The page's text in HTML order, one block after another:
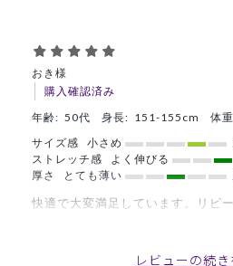
おき様
購入確認済み
年齢: 50代 身長: 151-155cm 体
サイズ感
小さめ
ストレッチ感
よく伸びる
厚さ
とても薄い
快適で大変満足しています。リピー
レビューの続き